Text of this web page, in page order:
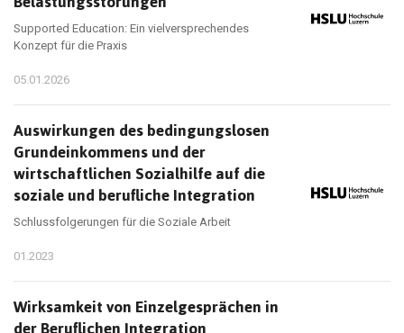
Supported Education: Ein vielversprechendes
Konzept für die Praxis
05.01.2026
Auswirkungen des bedingungslosen
Grundeinkommens und der
wirtschaftlichen Sozialhilfe auf die
soziale und berufliche Integration
Schlussfolgerungen für die Soziale Arbeit
01.2023
Wirksamkeit von Einzelgesprächen in